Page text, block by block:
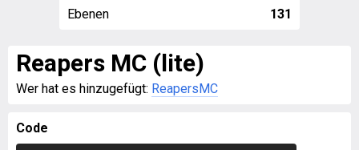
Ebenen 131
Reapers MC (lite)
Wer hat es hinzugefügt: ReapersMC
Code